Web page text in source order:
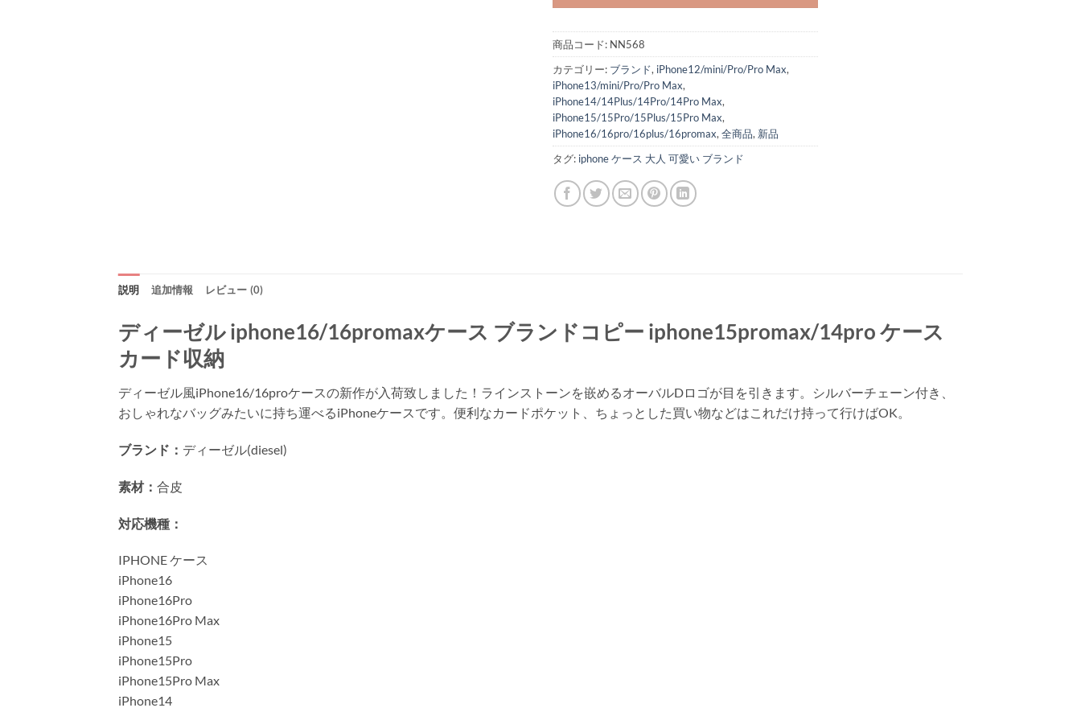
商品コード: NN568
カテゴリー: ブランド, iPhone12/mini/Pro/Pro Max,
iPhone13/mini/Pro/Pro Max,
iPhone14/14Plus/14Pro/14Pro Max,
iPhone15/15Pro/15Plus/15Pro Max,
iPhone16/16pro/16plus/16promax, 全商品, 新品
タグ: iphone ケース 大人 可愛い ブランド
説明 追加情報 レビュー (0)
ディーゼル iphone16/16promaxケース ブランドコピー iphone15promax/14pro ケース
カード収納
ディーゼル風iPhone16/16proケースの新作が入荷致しました！ラインストーンを嵌めるオーバルDロゴが目を引きます。シルバーチェーン付き、
おしゃれなバッグみたいに持ち運べるiPhoneケースです。便利なカードポケット、ちょっとした買い物などはこれだけ持って行けばOK。
ブランド： ディーゼル(diesel)
素材： 合皮
対応機種：
IPHONE ケース
iPhone16
iPhone16Pro
iPhone16Pro Max
iPhone15
iPhone15Pro
iPhone15Pro Max
iPhone14